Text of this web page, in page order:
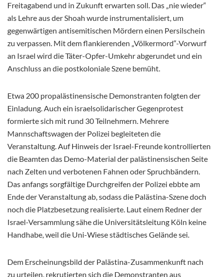
Freitagabend und in Zukunft erwarten soll. Das „nie wieder“
als Lehre aus der Shoah wurde instrumentalisiert, um
gegenwärtigen antisemitischen Mördern einen Persilschein
zu verpassen. Mit dem flankierenden „Völkermord“-Vorwurf
an Israel wird die Täter-Opfer-Umkehr abgerundet und ein
Anschluss an die postkoloniale Szene bemüht.
Etwa 200 propalästinensische Demonstranten folgten der
Einladung. Auch ein israelsolidarischer Gegenprotest
formierte sich mit rund 30 Teilnehmern. Mehrere
Mannschaftswagen der Polizei begleiteten die
Veranstaltung. Auf Hinweis der Israel-Freunde kontrollierten
die Beamten das Demo-Material der palästinensischen Seite
nach Zelten und verbotenen Fahnen oder Spruchbändern.
Das anfangs sorgfältige Durchgreifen der Polizei ebbte am
Ende der Veranstaltung ab, sodass die Palästina-Szene doch
noch die Platzbesetzung realisierte. Laut einem Redner der
Israel-Versammlung sähe die Universitätsleitung Köln keine
Handhabe, weil die Uni-Wiese städtisches Gelände sei.
Dem Erscheinungsbild der Palästina-Zusammenkunft nach
zu urteilen, rekrutierten sich die Demonstranten aus